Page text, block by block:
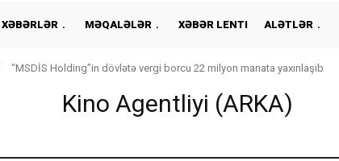
XƏBƏRLƏR MƏQALƏLƏR XƏBƏR LENTI ALƏTLƏR
“MSDİS Holding”in dövlətə vergi borcu 22 milyon manata yaxınlaşıb
Kino Agentliyi (ARKA)